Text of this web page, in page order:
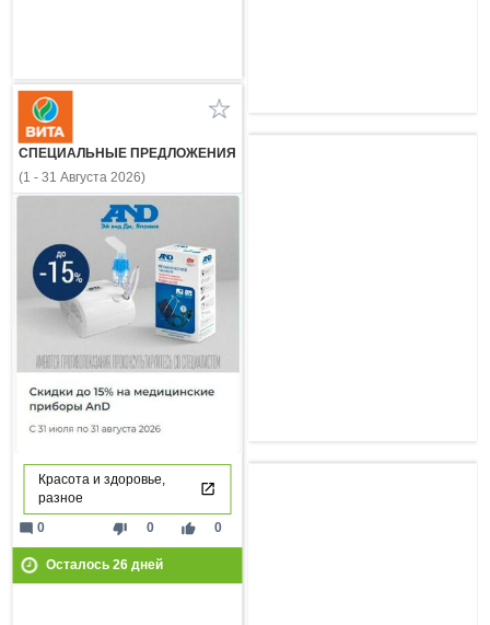
СПЕЦИАЛЬНЫЕ ПРЕДЛОЖЕНИЯ
(1 - 31 Августа 2026)
Красота и здоровье,
разное
thumb_down 0 thumb_up 0
mode_comment 0
Осталось 26дней